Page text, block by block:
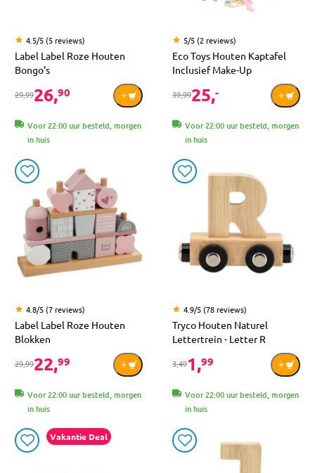
4.5/5 (5 reviews)
Label Label Roze Houten
Bongo's
29,9926,90
Voor 22:00 uur besteld, morgen
in huis
5/5 (2 reviews)
Eco Toys Houten Kaptafel
Inclusief Make-Up
39,9925,-
Voor 22:00 uur besteld, morgen
in huis
4.8/5 (7 reviews)
Label Label Roze Houten
Blokken
29,9922,99
Voor 22:00 uur besteld, morgen
in huis
4.9/5 (78 reviews)
Tryco Houten Naturel
Lettertrein - Letter R
3,491,99
Voor 22:00 uur besteld, morgen
in huis
Vakantie Deal